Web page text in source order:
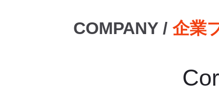
COMPANY / 企業